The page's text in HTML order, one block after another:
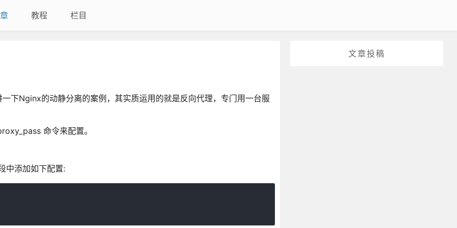
教程 栏目
文章投稿
下Nginx的动静分离的案例，其实质运用的就是反向代理，专门用一台服
命令来配置。
中添加如下配置: